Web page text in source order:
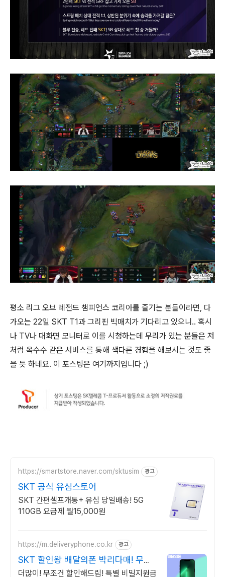
평소 리그 오브 레전드 챔피언스 코리아를 즐기는 분들이라면, 다
가오는 22일 SKT T1과 그리핀 빅매치가 기다리고 있으니.. 혹시
나 TV나 대화면 모니터로 이를 시청하는데 무리가 있는 분들은 저
처럼 옥수수 같은 서비스를 통해 색다른 경험을 해보시는 것도 좋
을 듯 하네요. 이 포스팅은 여기까지입니다 ;)
https://smartstore.naver.com/sktusim 광고
SKT 공식 유심스토어
SKT 간편셀프개통+ 유심 당일배송! 5G
110GB 요금제 월15,000원
https://m.deliveryphone.co.kr 광고
SKT 할인왕 배달의폰 박리다매! 무조
건 더 할인!
더많이! 무조건 할인해드림! 특별 비밀지원금